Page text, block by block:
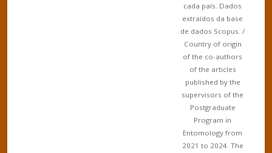
cada país. Dados
extraídos da base
de dados Scopus. /
Country of origin
of the co-authors
of the articles
published by the
supervisors of the
Postgraduate
Program in
Entomology from
2021 to 2024. The